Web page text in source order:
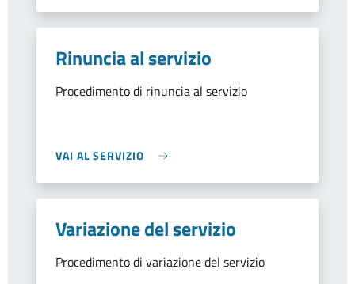
Rinuncia al servizio
Procedimento di rinuncia al servizio
VAI AL SERVIZIO
Variazione del servizio
Procedimento di variazione del servizio